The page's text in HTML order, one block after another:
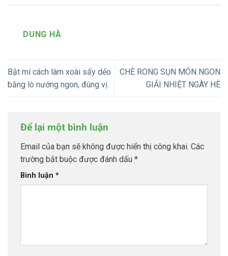
DUNG HÀ
Bật mí cách làm xoài sấy dẻo
bằng lò nướng ngon, đúng vị.
CHÈ RONG SỤN MÓN NGON
GIẢI NHIỆT NGÀY HÈ
Để lại một bình luận
Email của bạn sẽ không được hiển thị công khai. Các
trường bắt buộc được đánh dấu *
Bình luận *